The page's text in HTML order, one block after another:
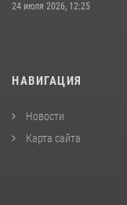
24 июля 2026, 12:25
НАВИГАЦИЯ
Новости
Карта сайта